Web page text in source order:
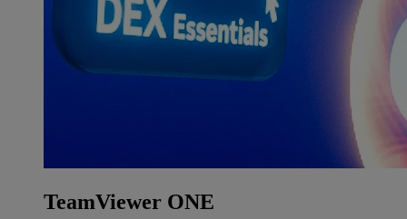
TeamViewer ONE